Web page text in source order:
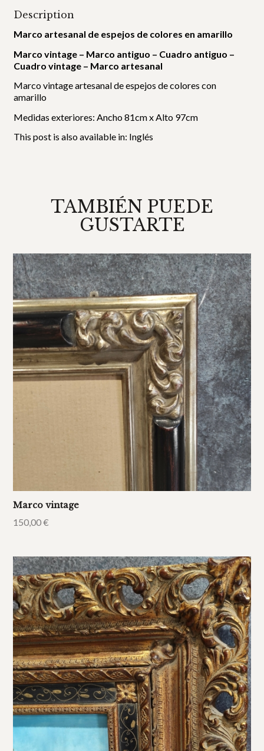
Description
Marco artesanal de espejos de colores en amarillo
Marco vintage – Marco antiguo – Cuadro antiguo –
Cuadro vintage – Marco artesanal
Marco vintage artesanal de espejos de colores con
amarillo
Medidas exteriores: Ancho 81cm x Alto 97cm
This post is also available in: Inglés
TAMBIÉN PUEDE
GUSTARTE
Marco vintage
150,00€